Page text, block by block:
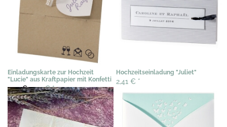
Einladungskarte zur Hochzeit
"Lucie" aus Kraftpapier mit Konfetti
2,91 €2,39 €*
Hochzeitseinladung "Juliet"
2,41 € *